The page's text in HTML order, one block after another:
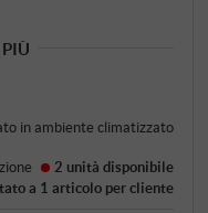
in ambiente climatizzato
2 unità disponibile
a 1 articolo per cliente